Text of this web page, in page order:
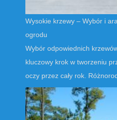
Wysokie krzewy – Wybór i
ogrodu
Wybór odpowiednich
kluczowy krok w tworzeniu
oczy przez cały rok.